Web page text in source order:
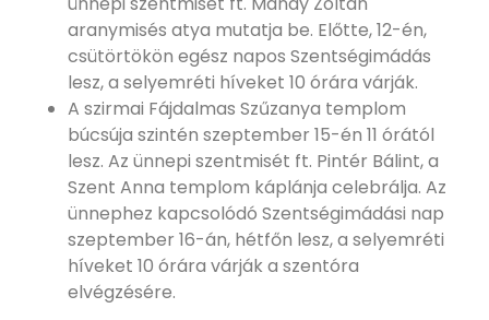
aranymisés atya mutatja be. Előtte, 12-én,
csütörtökön egész napos Szentségimádás
lesz, a selyemréti híveket 10 órára várják.
A szirmai Fájdalmas Szűzanya templom
búcsúja szintén szeptember 15-én 11 órától
lesz. Az ünnepi szentmisét ft. Pintér Bálint, a
Szent Anna templom káplánja celebrálja. Az
ünnephez kapcsolódó Szentségimádási nap
szeptember 16-án, hétfőn lesz, a selyemréti
híveket 10 órára várják a szentóra
elvégzésére.